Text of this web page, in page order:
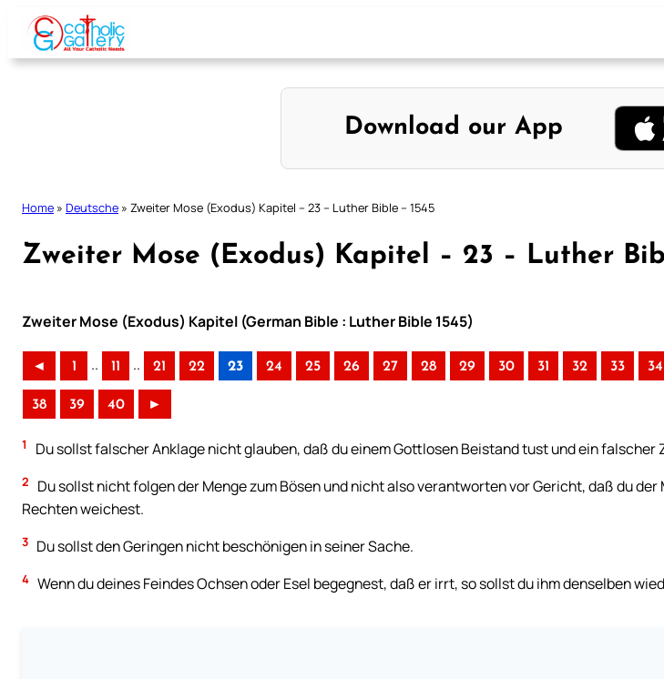
Skip
content
Download our App
Home » Deutsche » Zweiter Mose (Exodus) Kapitel – 23 – Luther Bible – 1545
Zweiter Mose (Exodus) Kapitel – 23 – Luther
Zweiter Mose (Exodus) Kapitel (German Bible : Luther Bible 1545)
◄ 1 .. 11 .. 21 22 23 24 25 26 27 28 29 30 31 32 33 34
38 39 40 ►
1 Du sollst falscher Anklage nicht glauben, daß du einem Gottlosen Beistand tust und ein falscher
2
Du sollst nicht folgen der Menge zum Bösen und nicht also verantworten vor Gericht, daß du der
Rechten weichest.
3 Du sollst den Geringen nicht beschönigen in seiner Sache.
4 Wenn du deines Feindes Ochsen oder Esel begegnest, daß er irrt, so sollst du ihm denselben